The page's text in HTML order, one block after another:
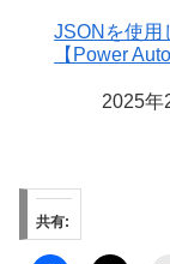
JSONを使用
【Power
2025年
共有: